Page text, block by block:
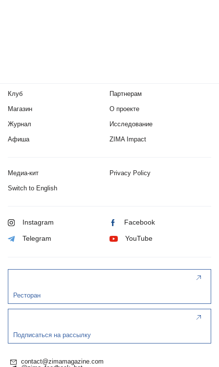
Клуб
Магазин
Журнал
Афиша
Партнерам
О проекте
Исследование
ZIMA Impact
Медиа-кит Privacy Policy
Switch to English
Instagram Facebook
Telegram YouTube
Ресторан
Подписаться на рассылку
contact@zimamagazine.com